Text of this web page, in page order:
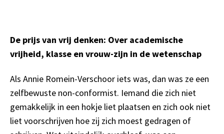
De prijs van vrij denken: Over academische
vrijheid, klasse en vrouw-zijn in de wetenschap
Als Annie Romein-Verschoor iets was, dan was ze een
zelfbewuste non-conformist. Iemand die zich niet
gemakkelijk in een hokje liet plaatsen en zich ook niet
liet voorschrijven hoe zij zich moest gedragen of